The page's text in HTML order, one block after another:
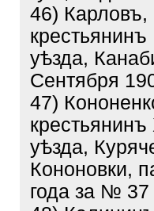
46) Карловъ,
уѣзда,
Сентября
47)
крестьянинъ
уѣзда,
Кононовки,
года за № 37